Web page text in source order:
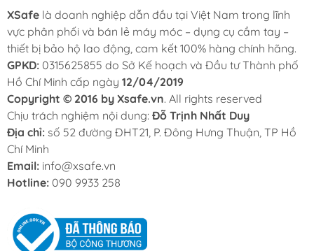
XSafe là doanh nghiệp dẫn đầu tại Việt Nam trong lĩnh
vực phân phối và bán lẻ máy móc – dụng cụ cầm tay –
thiết bị bảo hộ lao động, cam kết 100% hàng chính hãng.
GPKD: 0315625855 do Sở Kế hoạch và Đầu tư Thành phố
Hồ Chí Minh cấp ngày 12/04/2019
Copyright © 2016 by Xsafe.vn. All rights reserved
Chịu trách nghiệm nội dung: Đỗ Trịnh Nhất Duy
Địa chỉ: số 52 đường ĐHT21, P. Đông Hưng Thuận, TP Hồ
Chí Minh
Email: info@xsafe.vn
Hotline: 090 9933 258